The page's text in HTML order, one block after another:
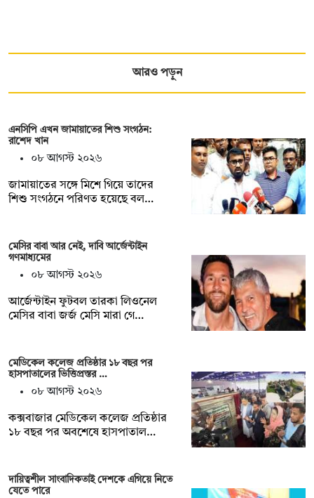
আরও পড়ুন
এনসিপি এখন জামায়াতের শিশু সংগঠন:
রাশেদ খান
০৮ আগস্ট ২০২৬
জামায়াতের সঙ্গে মিশে গিয়ে তাদের
শিশু সংগঠনে পরিণত হয়েছে বল…
মেসির বাবা আর নেই, দাবি আর্জেন্টাইন
গণমাধ্যমের
০৮ আগস্ট ২০২৬
আর্জেন্টাইন ফুটবল তারকা লিওনেল
মেসির বাবা জর্জ মেসি মারা গে…
মেডিকেল কলেজ প্রতিষ্ঠার ১৮ বছর পর
হাসপাতালের ভিত্তিপ্রস্তর …
০৮ আগস্ট ২০২৬
কক্সবাজার মেডিকেল কলেজ প্রতিষ্ঠার
১৮ বছর পর অবশেষে হাসপাতাল…
দায়িত্বশীল সাংবাদিকতাই দেশকে এগিয়ে নিতে
যেতে পারে